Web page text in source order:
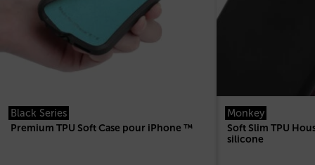
Black Series
Premium TPU Soft Case pour iPhone ™
Monkey
Soft Slim TPU
silicone